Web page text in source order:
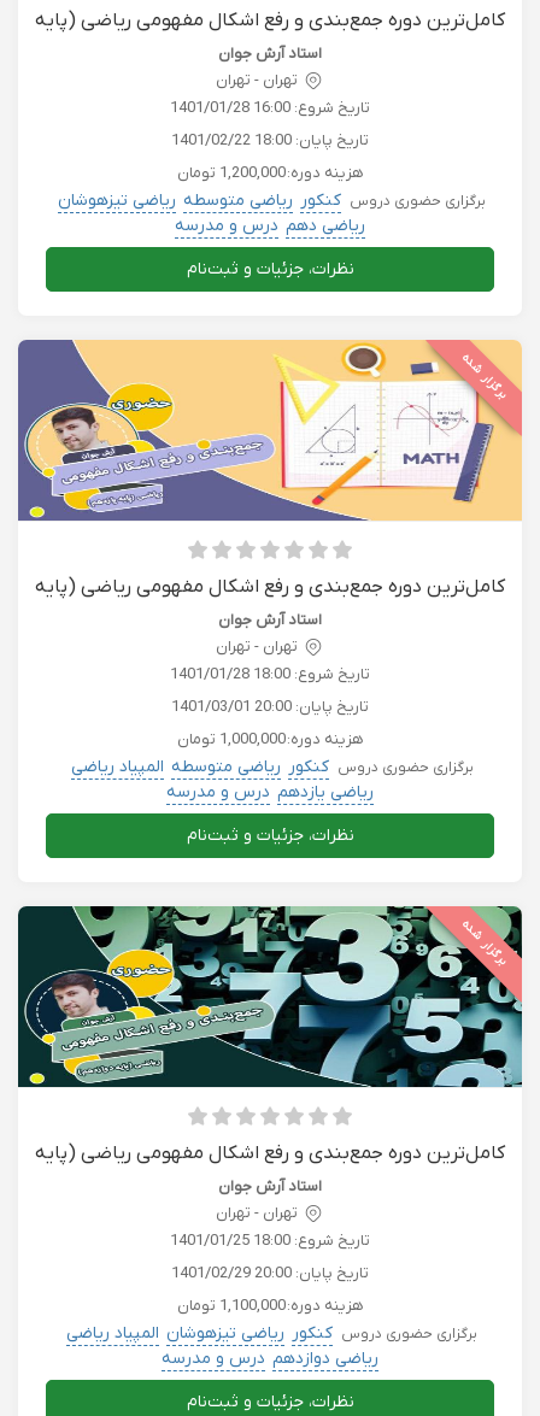
کامل‌ترین دوره جمع‌بندی و رفع اشکال مفهومی ریاضی (پایه
دهم)
استاد آرش جوان
تهران - تهران
تاریخ شروع: 1401/01/28 16:00
تاریخ پایان: 1401/02/22 18:00
هزینه دوره:1,200,000 تومان
برگزاری حضوری دروس کنکور ریاضی متوسطه ریاضی تیزهوشان
ریاضی دهم درس و مدرسه
نظرات، جزئیات و ثبت‌نام
برگزار شده
کامل‌ترین دوره جمع‌بندی و رفع اشکال مفهومی ریاضی (پایه
یازدهم)
استاد آرش جوان
تهران - تهران
تاریخ شروع: 1401/01/28 18:00
تاریخ پایان: 1401/03/01 20:00
هزینه دوره:1,000,000 تومان
برگزاری حضوری دروس کنکور ریاضی متوسطه المپیاد ریاضی
ریاضی یازدهم درس و مدرسه
نظرات، جزئیات و ثبت‌نام
برگزار شده
کامل‌ترین دوره جمع‌بندی و رفع اشکال مفهومی ریاضی (پایه
دوازدهم)
استاد آرش جوان
تهران - تهران
تاریخ شروع: 1401/01/25 18:00
تاریخ پایان: 1401/02/29 20:00
هزینه دوره:1,100,000 تومان
برگزاری حضوری دروس کنکور ریاضی تیزهوشان المپیاد ریاضی
ریاضی دوازدهم درس و مدرسه
نظرات، جزئیات و ثبت‌نام